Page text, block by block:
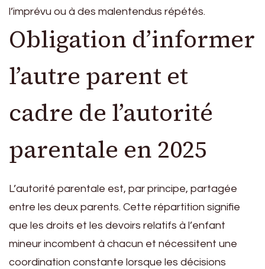
l’imprévu ou à des malentendus répétés.
Obligation d’informer
l’autre parent et
cadre de l’autorité
parentale en 2025
L’autorité parentale est, par principe, partagée
entre les deux parents. Cette répartition signifie
que les droits et les devoirs relatifs à l’enfant
mineur incombent à chacun et nécessitent une
coordination constante lorsque les décisions